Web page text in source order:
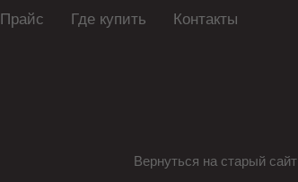
Прайс Где купить Контакты
Вернуться на старый сайт